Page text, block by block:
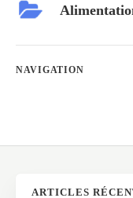
NAVIGATION
ARTICLES